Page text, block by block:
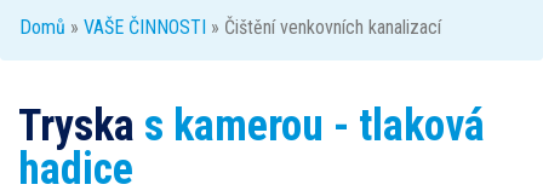
Domů » VAŠE ČINNOSTI » Čištění venkovních kanalizací
Tryska s kamerou - tlaková
hadice